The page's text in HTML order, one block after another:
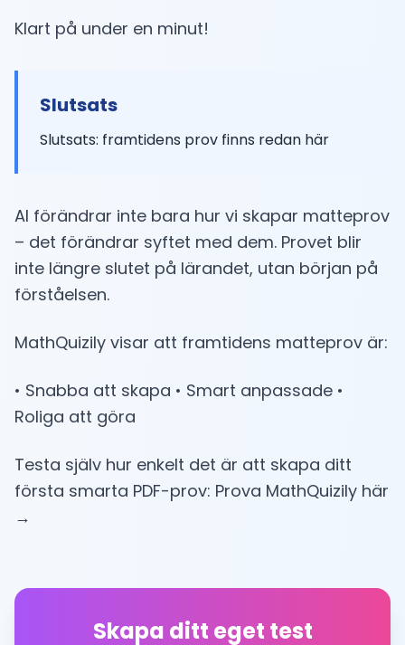
Klart på under en minut!
Slutsats
Slutsats: framtidens prov finns redan här
AI förändrar inte bara hur vi skapar matteprov
– det förändrar syftet med dem. Provet blir
inte längre slutet på lärandet, utan början på
förståelsen.
MathQuizily visar att framtidens matteprov är:
• Snabba att skapa • Smart anpassade •
Roliga att göra
Testa själv hur enkelt det är att skapa ditt
första smarta PDF-prov: Prova MathQuizily här
→
Skapa ditt eget test